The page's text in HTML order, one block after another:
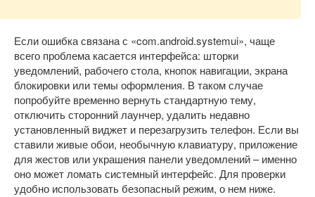
Если ошибка связана с «com.android.systemui», чаще
всего проблема касается интерфейса: шторки
уведомлений, рабочего стола, кнопок навигации, экрана
блокировки или темы оформления. В таком случае
попробуйте временно вернуть стандартную тему,
отключить сторонний лаунчер, удалить недавно
установленный виджет и перезагрузить телефон. Если вы
ставили живые обои, необычную клавиатуру, приложение
для жестов или украшения панели уведомлений – именно
оно может ломать системный интерфейс. Для проверки
удобно использовать безопасный режим, о нем ниже.